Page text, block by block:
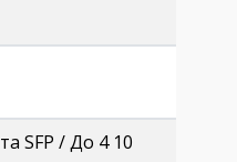
SFP / До 4 10